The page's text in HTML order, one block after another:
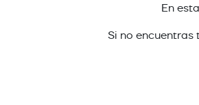
En
Si no